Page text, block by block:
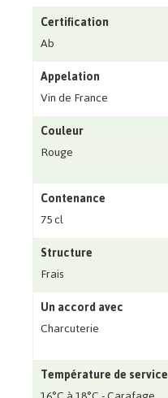
Certification
Ab
Appelation
Vin de France
Couleur
Rouge
Contenance
75 cl
Structure
Frais
Un accord avec
Charcuterie
Température de service